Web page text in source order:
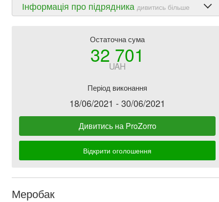
Інформація про підрядника дивитись більше
Остаточна сума
32 701
UAH
Період виконання
18/06/2021 - 30/06/2021
Дивитись на ProZorro
Відкрити оголошення
Меробак